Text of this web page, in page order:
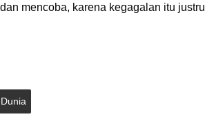
mencoba, karena kegagalan itu justru